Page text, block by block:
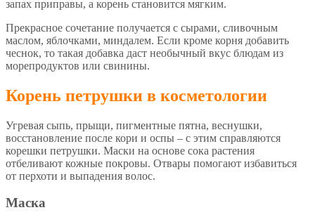
запах приправы, а корень становится мягким.
Прекрасное сочетание получается с сырами, сливочным
маслом, яблочками, миндалем. Если кроме корня добавить
чеснок, то такая добавка даст необычный вкус блюдам из
морепродуктов или свинины.
Корень петрушки в косметологии
Угревая сыпь, прыщи, пигментные пятна, веснушки,
восстановление после кори и оспы – с этим справляются
корешки петрушки. Маски на основе сока растения
отбеливают кожные покровы. Отвары помогают избавиться
от перхоти и выпадения волос.
Маска